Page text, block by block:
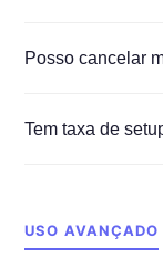
Posso cancelar
Tem taxa de
USO AVANÇADO